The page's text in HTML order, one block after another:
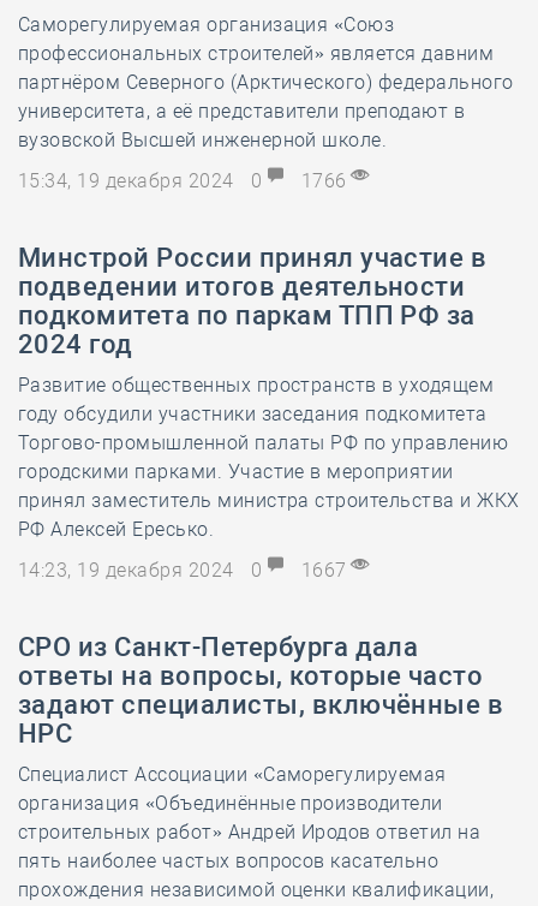
Саморегулируемая организация «Союз
профессиональных строителей» является давним
партнёром Северного (Арктического) федерального
университета, а её представители преподают в
вузовской Высшей инженерной школе.
15:34, 19 декабря 2024
0 1766
Минстрой России принял участие в
подведении итогов деятельности
подкомитета по паркам ТПП РФ за
2024 год
Развитие общественных пространств в уходящем
году обсудили участники заседания подкомитета
Торгово-промышленной палаты РФ по управлению
городскими парками. Участие в мероприятии
принял заместитель министра строительства и ЖКХ
РФ Алексей Ересько.
14:23, 19 декабря 2024
0 1667
СРО из Санкт-Петербурга дала
ответы на вопросы, которые часто
задают специалисты, включённые в
НРС
Специалист Ассоциации «Саморегулируемая
организация «Объединённые производители
строительных работ» Андрей Иродов ответил на
пять наиболее частых вопросов касательно
прохождения независимой оценки квалификации,